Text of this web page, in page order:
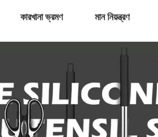
কারখানা ভ্রমণ মান নিয়ন্ত্রণ